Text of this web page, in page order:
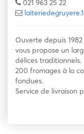
021 963 25 22
Ouverte depuis
vous propose un
délices
200 fromages à la
fondues.
Service de livraison